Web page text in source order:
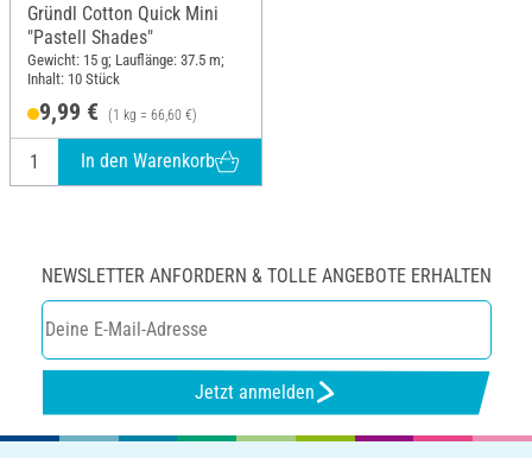
Gründl Cotton Quick Mini
"Pastell Shades"
Gewicht: 15 g; Lauflänge: 37.5 m;
Inhalt: 10 Stück
9,99 € (1 kg = 66,60 €)
In den Warenkorb
NEWSLETTER ANFORDERN & TOLLE ANGEBOTE ERHALTEN
Jetzt anmelden